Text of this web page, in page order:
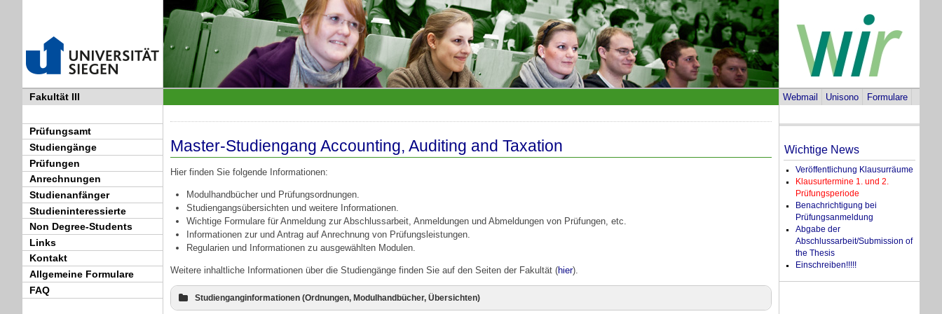
Fakultät III
Prüfungsamt
Studiengänge
Prüfungen
Anrechnungen
Studienanfänger
Studieninteressierte
Non Degree-Students
Links
Kontakt
Allgemeine Formulare
FAQ
Webmail Unisono Formulare
Wichtige News
Veröffentlichung Klausurräume
Klausurtermine 1. und 2.
Prüfungsperiode
Benachrichtigung bei
Prüfungsanmeldung
Abgabe der
Abschlussarbeit/Submission of
the Thesis
Einschreiben!!!!!
Master-Studiengang Accounting, Auditing and Taxation
Hier finden Sie folgende Informationen:
Modulhandbücher und Prüfungsordnungen.
Studiengangsübersichten und weitere Informationen.
Wichtige Formulare für Anmeldung zur Abschlussarbeit, Anmeldungen und Abmeldungen von Prüfungen, etc.
Informationen zur und Antrag auf Anrechnung von Prüfungsleistungen.
Regularien und Informationen zu ausgewählten Modulen.
Weitere inhaltliche Informationen über die Studiengänge finden Sie auf den Seiten der Fakultät (hier).
Studienganginformationen (Ordnungen, Modulhandbücher, Übersichten)